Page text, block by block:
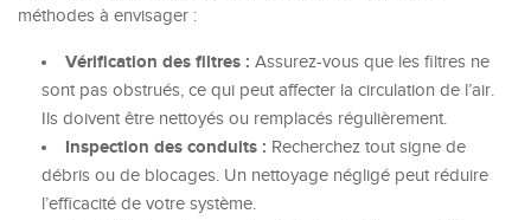
méthodes à envisager :
Vérification des filtres : Assurez-vous que les filtres ne
sont pas obstrués, ce qui peut affecter la circulation de l’air.
Ils doivent être nettoyés ou remplacés régulièrement.
Inspection des conduits : Recherchez tout signe de
débris ou de blocages. Un nettoyage négligé peut réduire
l’efficacité de votre système.